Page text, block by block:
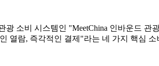
소비 시스템인 "MeetChina 인바운드
열람, 즉각적인 결제"라는 네 가지 핵심